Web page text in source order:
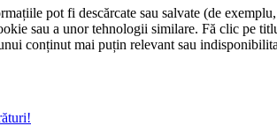
pot fi descărcate sau salvate (de
sau a unor tehnologii similare. Fă clic pe
conținut mai puțin relevant sau